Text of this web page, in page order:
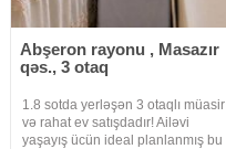
Abşeron rayonu , Masazır
qəs., 3 otaq
1.8 sotda yerləşən 3 otaqlı müasir
və rahat ev satışdadır! Ailəvi
yaşayış ücün ideal planlanmış bu